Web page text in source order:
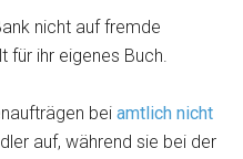
nicht auf fremde
für ihr eigenes Buch.
beiamtlich nicht
auf, während sie bei der